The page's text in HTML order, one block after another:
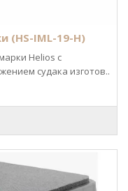
(HS-IML-19-H)
Helios с
судака изготов..